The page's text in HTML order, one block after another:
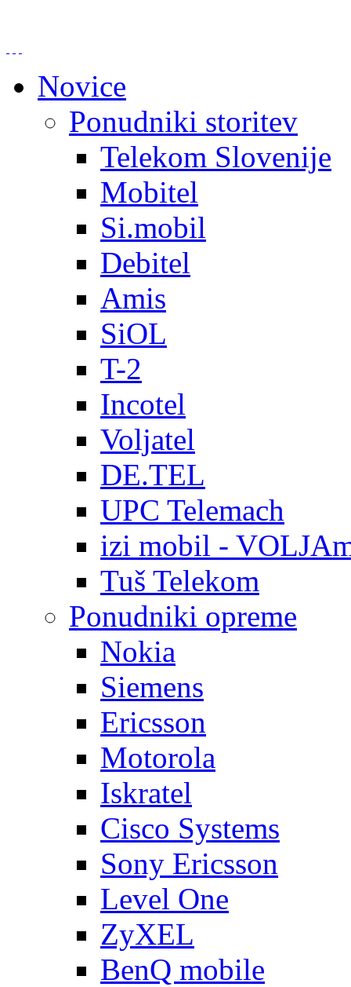
Novice
Ponudniki storitev
Telekom Slovenije
Mobitel
Si.mobil
Debitel
Amis
SiOL
T-2
Incotel
Voljatel
DE.TEL
UPC Telemach
izi mobil -
Tuš Telekom
Ponudniki opreme
Nokia
Siemens
Ericsson
Motorola
Iskratel
Cisco Systems
Sony Ericsson
Level One
ZyXEL
BenQ mobile